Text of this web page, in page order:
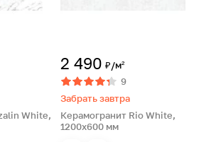
White,
2 490 ₽/м²
9
Забрать завтра
Керамогранит Rio White,
1200х600 мм